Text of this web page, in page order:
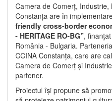
Camera de Comerț, Industrie,
Constanța are în
friendly cross-border
- HERITAGE RO-BG”,
România - Bulgaria.
CCINA Constanța, care are
Camera de Comerț și
partener.
Proiectul își propune să